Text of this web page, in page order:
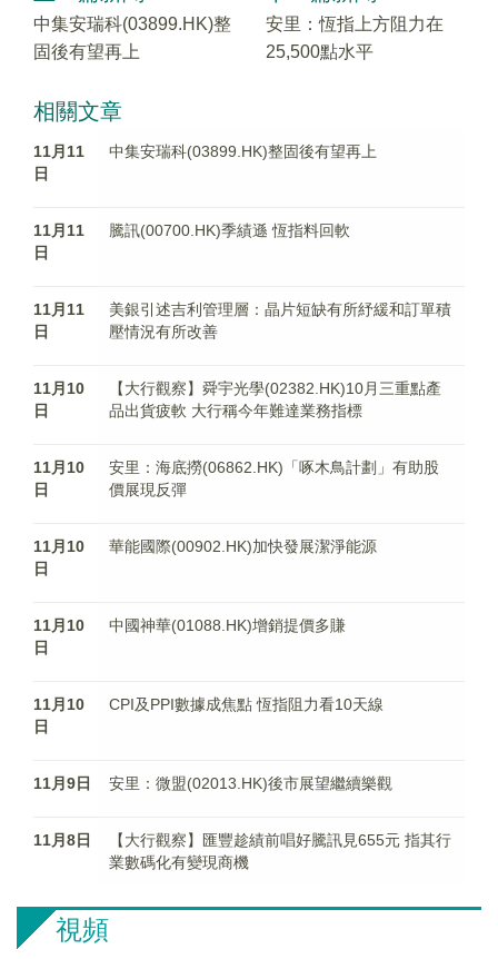
中集安瑞科(03899.HK)整
固後有望再上
安里：恆指上方阻力在
25,500點水平
相關文章
11月11
日
中集安瑞科(03899.HK)整固後有望再上
11月11
日
騰訊(00700.HK)季績遜 恆指料回軟
11月11
日
美銀引述吉利管理層：晶片短缺有所紓緩和訂單積
壓情況有所改善
11月10
日
【大行觀察】舜宇光學(02382.HK)10月三重點產
品出貨疲軟 大行稱今年難達業務指標
11月10
日
安里：海底撈(06862.HK)「啄木鳥計劃」有助股
價展現反彈
11月10
日
華能國際(00902.HK)加快發展潔淨能源
11月10
日
中國神華(01088.HK)增銷提價多賺
11月10
日
CPI及PPI數據成焦點 恆指阻力看10天線
11月9日 安里：微盟(02013.HK)後市展望繼續樂觀
11月8日
【大行觀察】匯豐趁績前唱好騰訊見655元 指其行
業數碼化有變現商機
視頻